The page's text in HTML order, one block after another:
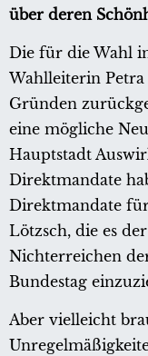
über deren
Die für die Wahl
Wahlleiterin Petra
Gründen
eine mögliche
Hauptstadt
Direktmandate
Direktmandate
Lötzsch, die es
Nichterreichen
Bundestag
Aber vielleicht